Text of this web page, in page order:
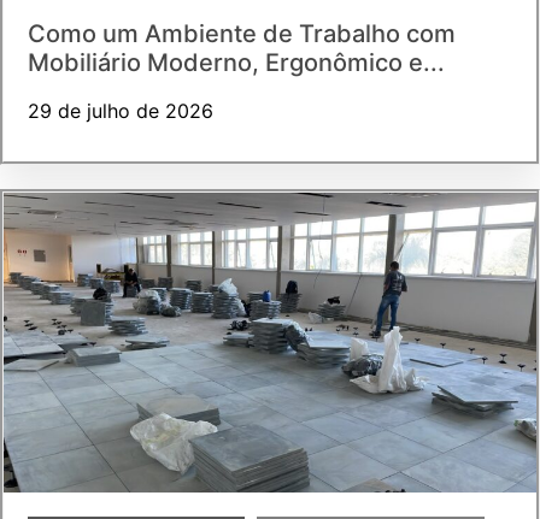
Como um Ambiente de Trabalho com
Mobiliário Moderno, Ergonômico e...
29 de julho de 2026